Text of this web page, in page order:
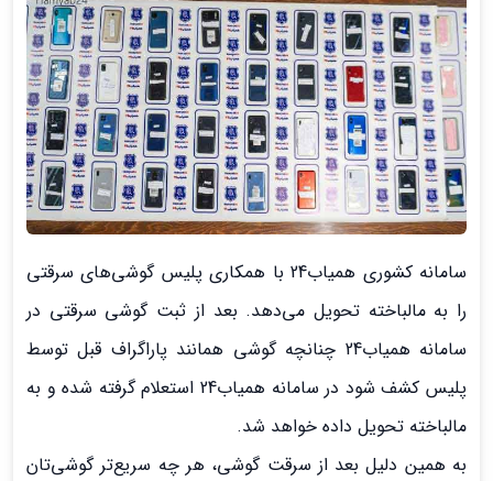
سامانه کشوری همیاب24 با همکاری پلیس گوشی‌های سرقتی
را به مالباخته تحویل می‌دهد. بعد از ثبت گوشی سرقتی در
سامانه همیاب24 چنانچه گوشی همانند پاراگراف قبل توسط
پلیس کشف شود در سامانه همیاب24 استعلام گرفته شده و به
مالباخته تحویل داده خواهد شد.
به همین دلیل بعد از سرقت گوشی، هر چه سریع‌تر گوشی‌تان